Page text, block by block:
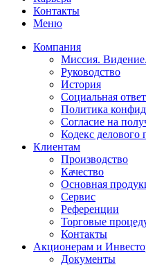
Контакты
Меню
Компания
Миссия.
Руководство
История
Социальная
Политика
Согласие на
Кодекс делового
Клиентам
Производство
Качество
Основная
Сервис
Референции
Торговые
Контакты
Акционерам и
Документы